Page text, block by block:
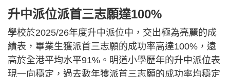
升中派位派首三志願達100%
學校於2025/26年度升中派位中，交出極為亮麗的成
績表，畢業生獲派首三志願的成功率高達100%，遠
高於全港平均水平91%。明道小學歷年的升中派位表
現一向穩定，過去數年獲派首三志願的成功率均穩定